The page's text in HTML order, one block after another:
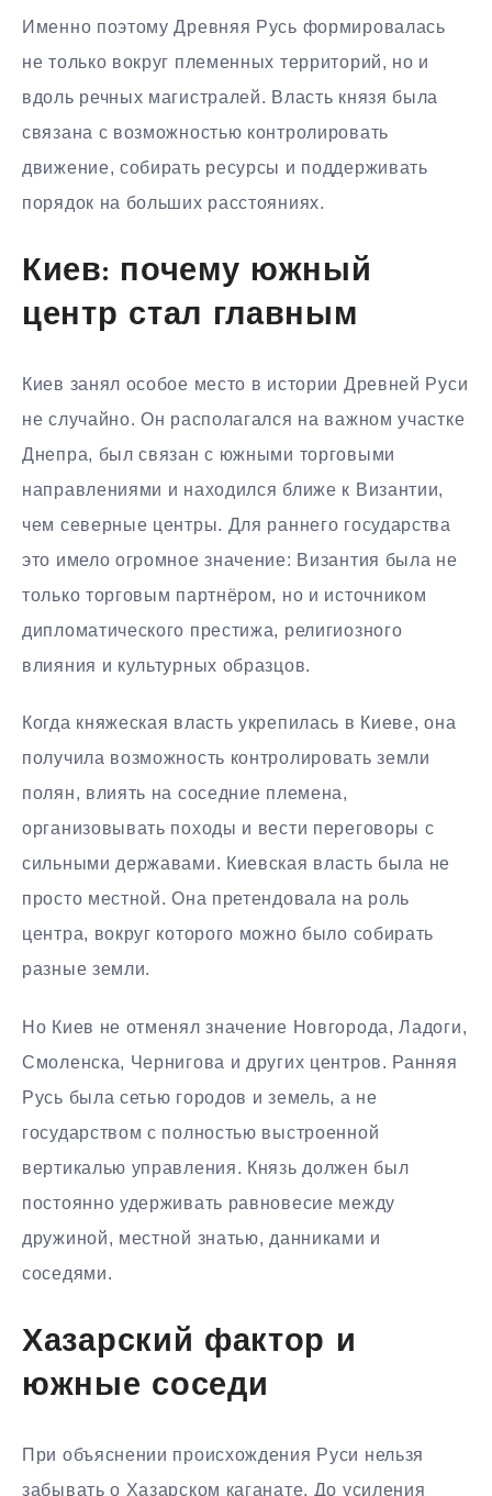
Именно поэтому Древняя Русь формировалась
не только вокруг племенных территорий, но и
вдоль речных магистралей. Власть князя была
связана с возможностью контролировать
движение, собирать ресурсы и поддерживать
порядок на больших расстояниях.
Киев: почему южный
центр стал главным
Киев занял особое место в истории Древней Руси
не случайно. Он располагался на важном участке
Днепра, был связан с южными торговыми
направлениями и находился ближе к Византии,
чем северные центры. Для раннего государства
это имело огромное значение: Византия была не
только торговым партнёром, но и источником
дипломатического престижа, религиозного
влияния и культурных образцов.
Когда княжеская власть укрепилась в Киеве, она
получила возможность контролировать земли
полян, влиять на соседние племена,
организовывать походы и вести переговоры с
сильными державами. Киевская власть была не
просто местной. Она претендовала на роль
центра, вокруг которого можно было собирать
разные земли.
Но Киев не отменял значение Новгорода, Ладоги,
Смоленска, Чернигова и других центров. Ранняя
Русь была сетью городов и земель, а не
государством с полностью выстроенной
вертикалью управления. Князь должен был
постоянно удерживать равновесие между
дружиной, местной знатью, данниками и
соседями.
Хазарский фактор и
южные соседи
При объяснении происхождения Руси нельзя
забывать о Хазарском каганате. До усиления